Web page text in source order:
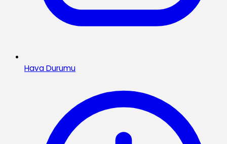
Hava Durumu